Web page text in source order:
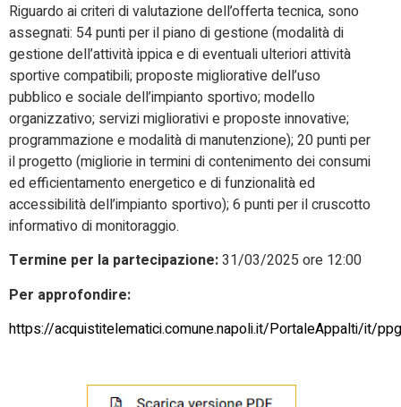
Riguardo ai criteri di valutazione dell’offerta tecnica, sono
assegnati: 54 punti per il piano di gestione (modalità di
gestione dell’attività ippica e di eventuali ulteriori attività
sportive compatibili; proposte migliorative dell’uso
pubblico e sociale dell’impianto sportivo; modello
organizzativo; servizi migliorativi e proposte innovative;
programmazione e modalità di manutenzione); 20 punti per
il progetto (migliorie in termini di contenimento dei consumi
ed efficientamento energetico e di funzionalità ed
accessibilità dell’impianto sportivo); 6 punti per il cruscotto
informativo di monitoraggio.
Termine per la partecipazione:31/03/2025 ore 12:00
Per approfondire:
https://acquistitelematici.comune.napoli.it/PortaleAppalti/it/